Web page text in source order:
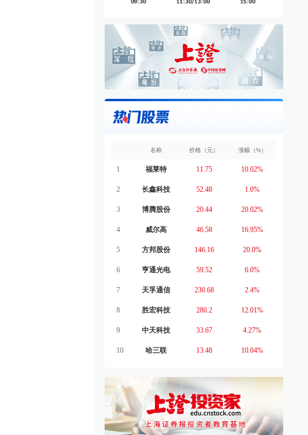
名称 价格（元） 涨幅（%）
1 福莱特 11.75 10.02%
2 长鑫科技 52.48 1.0%
3 博腾股份 20.44 20.02%
4 威尔高 46.58 16.95%
5 方邦股份 146.16 20.0%
6 亨通光电 59.52 6.0%
7 天孚通信 230.68 2.4%
8 胜宏科技 280.2 12.01%
9 中天科技 33.67 4.27%
10 哈三联 13.48 10.04%